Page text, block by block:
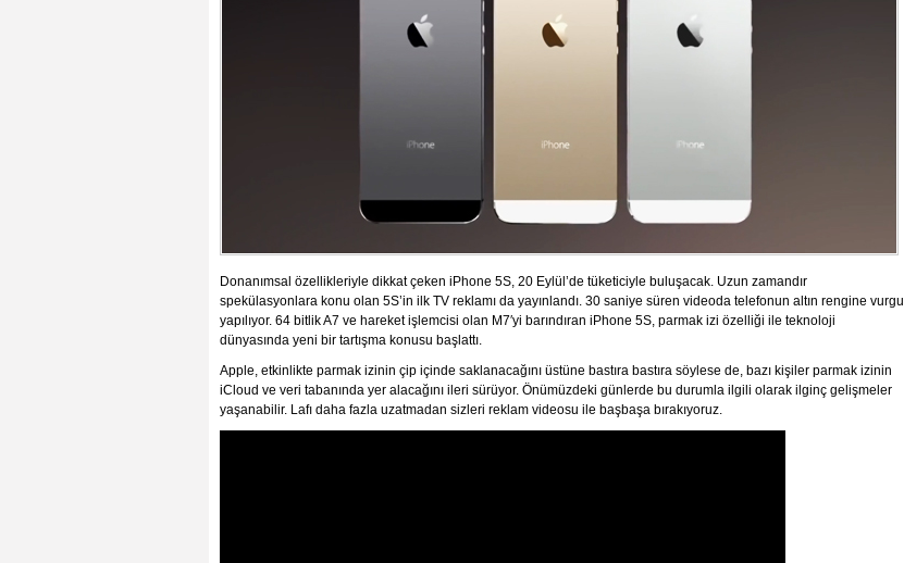
Donanımsal özellikleriyle dikkat çeken iPhone 5S, 20 Eylül’de tüketiciyle buluşacak. Uzun zamandır
spekülasyonlara konu olan 5S’in ilk TV reklamı da yayınlandı. 30 saniye süren videoda telefonun altın rengine vurgu
yapılıyor. 64 bitlik A7 ve hareket işlemcisi olan M7′yi barındıran iPhone 5S, parmak izi özelliği ile teknoloji
dünyasında yeni bir tartışma konusu başlattı.
Apple, etkinlikte parmak izinin çip içinde saklanacağını üstüne bastıra bastıra söylese de, bazı kişiler parmak izinin
iCloud ve veri tabanında yer alacağını ileri sürüyor. Önümüzdeki günlerde bu durumla ilgili olarak ilginç gelişmeler
yaşanabilir. Lafı daha fazla uzatmadan sizleri reklam videosu ile başbaşa bırakıyoruz.